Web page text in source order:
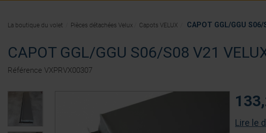
CAPOT GGL/GGU S06/S08 V21
Référence VXPRVX00307
Lire le
La boutique du volet Pièces détachées Velux Capots VELUX CAPOT GGL/GGU